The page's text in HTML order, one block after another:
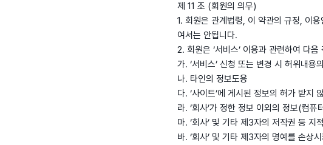
제 11 조 (회원의 의무)
1. 회원은 관계법령, 이 약관의 규정, 이용
여서는 안됩니다.
2. 회원은 ‘서비스’ 이용과 관련하여 다
가. ‘서비스’ 신청 또는 변경 시 허위내용
나. 타인의 정보도용
다. ‘사이트’에 게시된 정보의 허가 받지
라. ‘회사’가 정한 정보 이외의 정보(컴퓨
마. ‘회사’ 및 기타 제3자의 저작권 등 지
바. ‘회사’ 및 기타 제3자의 명예를 손상